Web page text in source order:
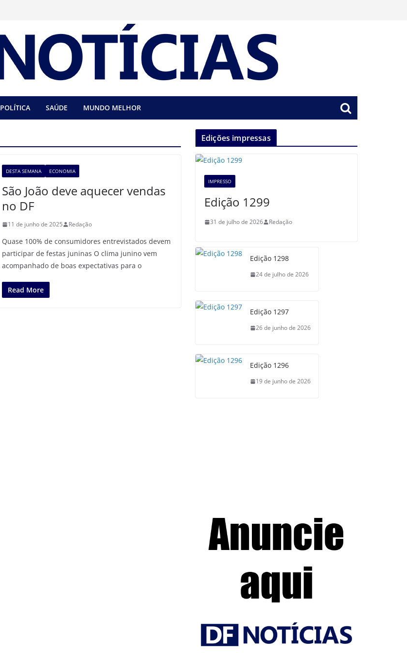
POLÍTICA SAÚDE MUNDO MELHOR
DESTA SEMANA ECONOMIA
São João deve aquecer vendas
no DF
11 de junho de 2025 Redação
Quase 100% de consumidores entrevistados devem
participar de festas juninas O clima junino vem
acompanhado de boas expectativas para o
Read More
Edições impressas
IMPRESSO
Edição 1299
31 de julho de 2026 Redação
Edição 1298
24 de julho de 2026
Edição 1297
26 de junho de 2026
Edição 1296
19 de junho de 2026